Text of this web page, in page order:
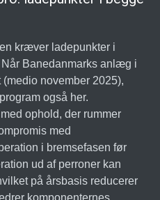
kræver ladepunkter i
Når Banedanmarks anlæg i
november 2025),
også her.
ophold, der rummer
med
i bremsefasen før
ud af perroner kan
på årsbasis reducerer
komponenternes